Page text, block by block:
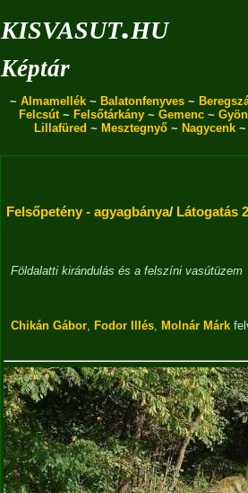
kisvasut.hu
Képtár
~ Almamellék ~ Balatonfenyves ~
Felcsút~ Felsőtárkány ~ Gemenc ~
Lillafüred ~ Mesztegnyő~ Nagycenk
Felsőpetény - agyagbánya/ Látogatás
Földalatti kirándulás és a felszíni vasútüzem
Chikán Gábor, Fodor Illés, Molnár Márk